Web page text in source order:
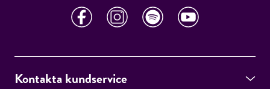
Kontakta kundservice